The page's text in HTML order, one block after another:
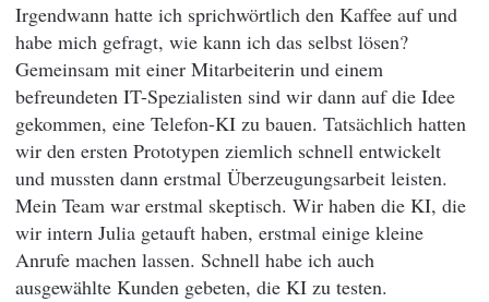
Irgendwann hatte ich sprichwörtlich den Kaffee auf und
habe mich gefragt, wie kann ich das selbst lösen?
Gemeinsam mit einer Mitarbeiterin und einem
befreundeten IT-Spezialisten sind wir dann auf die Idee
gekommen, eine Telefon-KI zu bauen. Tatsächlich hatten
wir den ersten Prototypen ziemlich schnell entwickelt
und mussten dann erstmal Überzeugungsarbeit leisten.
Mein Team war erstmal skeptisch. Wir haben die KI, die
wir intern Julia getauft haben, erstmal einige kleine
Anrufe machen lassen. Schnell habe ich auch
ausgewählte Kunden gebeten, die KI zu testen.